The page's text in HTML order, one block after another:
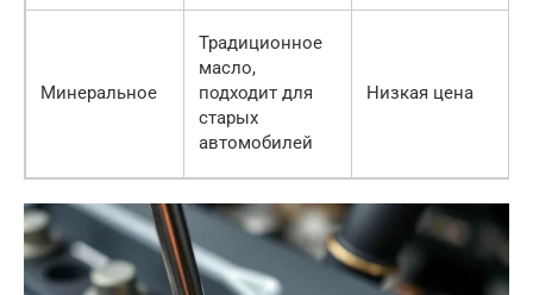
Минеральное
Традиционное
масло,
подходит для
старых
автомобилей
Низкая цена